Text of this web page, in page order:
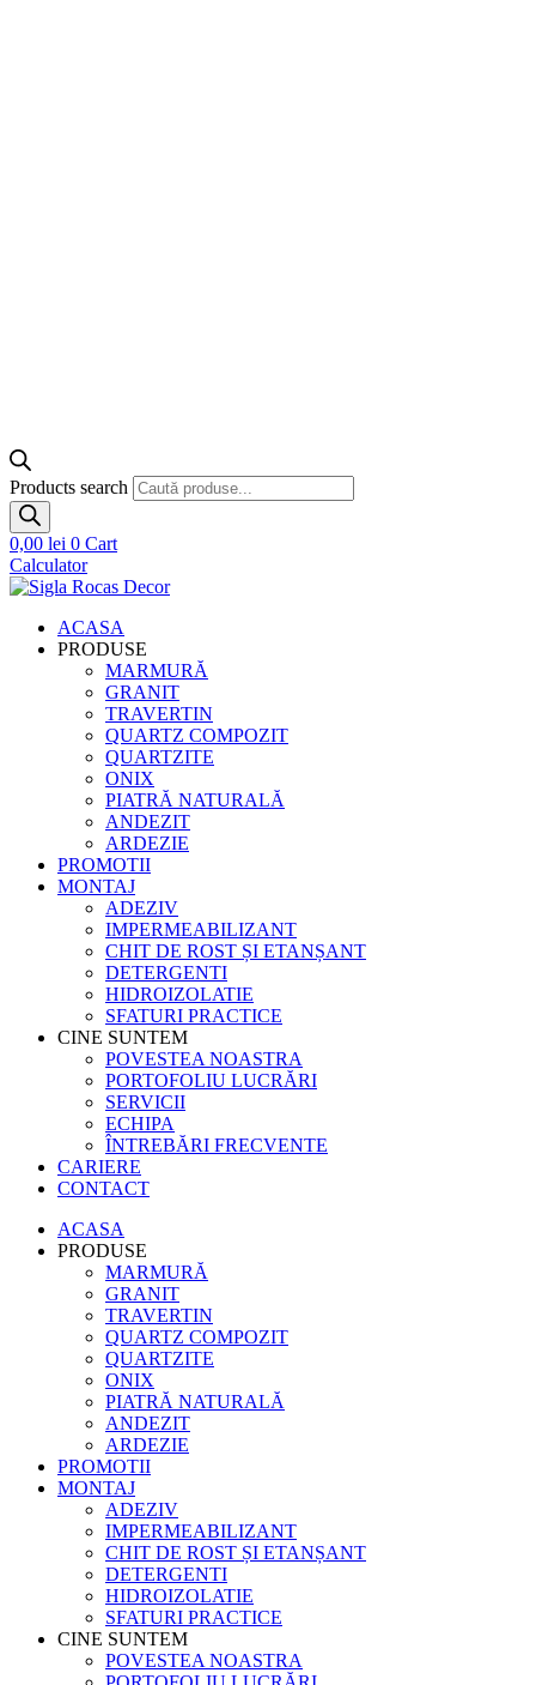
Products search
0,00 lei 0 Cart
Calculator
ACASA
PRODUSE
MARMURĂ
GRANIT
TRAVERTIN
QUARTZ COMPOZIT
QUARTZITE
ONIX
PIATRĂ NATURALĂ
ANDEZIT
ARDEZIE
PROMOTII
MONTAJ
ADEZIV
IMPERMEABILIZANT
CHIT DE ROST ȘI ETANȘANT
DETERGENTI
HIDROIZOLATIE
SFATURI PRACTICE
CINE SUNTEM
POVESTEA NOASTRA
PORTOFOLIU LUCRĂRI
SERVICII
ECHIPA
ÎNTREBĂRI FRECVENTE
CARIERE
CONTACT
ACASA
PRODUSE
MARMURĂ
GRANIT
TRAVERTIN
QUARTZ COMPOZIT
QUARTZITE
ONIX
PIATRĂ NATURALĂ
ANDEZIT
ARDEZIE
PROMOTII
MONTAJ
ADEZIV
IMPERMEABILIZANT
CHIT DE ROST ȘI ETANȘANT
DETERGENTI
HIDROIZOLATIE
SFATURI PRACTICE
CINE SUNTEM
POVESTEA NOASTRA